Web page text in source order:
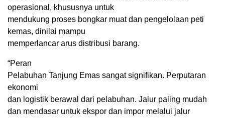
operasional, khususnya untuk
mendukung proses bongkar muat dan pengelolaan peti
kemas, dinilai mampu
memperlancar arus distribusi barang.
“Peran
Pelabuhan Tanjung Emas sangat signifikan. Perputaran
ekonomi
dan logistik berawal dari pelabuhan. Jalur paling mudah
dan mendasar untuk ekspor dan impor melalui jalur